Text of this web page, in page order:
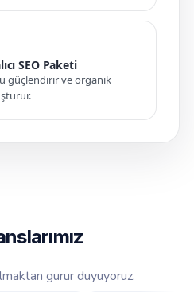
SEO Paketi
güçlendirir ve organik
gurur duyuyoruz.